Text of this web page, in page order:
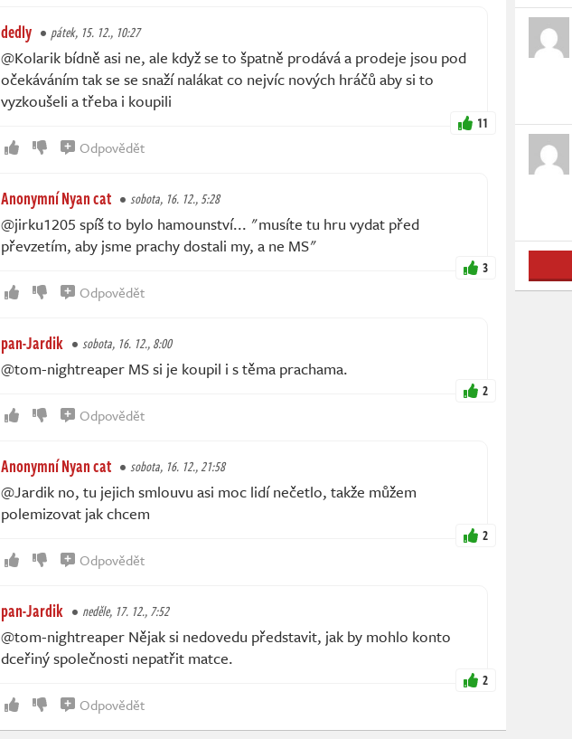
dedly pátek, 15. 12., 10:27
@Kolarik bídně asi ne, ale když se to špatně prodává a prodeje jsou pod
očekáváním tak se se snaží nalákat co nejvíc nových hráčů aby si to
vyzkoušeli a třeba i koupili
11
Odpovědět
Anonymní Nyan cat sobota, 16. 12., 5:28
@jirku1205 spíš to bylo hamounství... "musíte tu hru vydat před
převzetím, aby jsme prachy dostali my, a ne MS"
3
Odpovědět
pan-Jardik sobota, 16. 12., 8:00
@tom-nightreaper MS si je koupil i s těma prachama.
2
Odpovědět
Anonymní Nyan cat sobota, 16. 12., 21:58
@Jardik no, tu jejich smlouvu asi moc lidí nečetlo, takže můžem
polemizovat jak chcem
2
Odpovědět
pan-Jardik neděle, 17. 12., 7:52
@tom-nightreaper Nějak si nedovedu představit, jak by mohlo konto
dceřiný společnosti nepatřit matce.
2
Odpovědět